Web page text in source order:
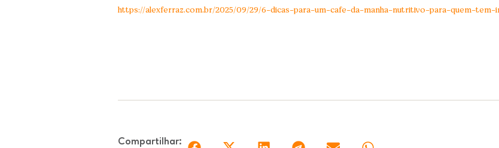
https://alexferraz.com.br/2025/09/29/6-dicas-para-um-cafe-da-manha-nutritivo-para-quem-
Compartilhar: